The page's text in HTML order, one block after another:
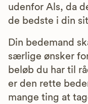
udenfor Als, da
de bedste i din
Din bedemand
særlige ønsker
beløb du har til
er den rette
mange ting at